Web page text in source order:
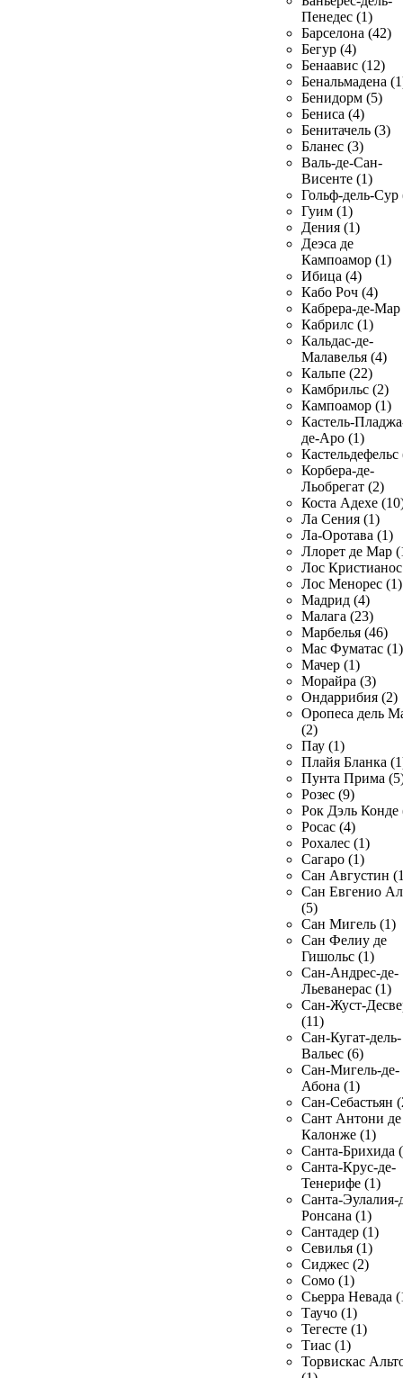
Пенедес (1)
Барселона (42)
Бегур (4)
Бенаавис (12)
Бенальмадена
Бенидорм (5)
Бениса (4)
Бенитачель (3)
Бланес (3)
Валь-де-Сан-
Висенте (1)
Гольф-дель-Сур
Гуим (1)
Дения (1)
Деэса де
Кампоамор (1)
Ибица (4)
Кабо Роч (4)
Кабрера-де-Мар
Кабрилс (1)
Кальдас-де-
Малавелья (4)
Кальпе (22)
Камбрильс (2)
Кампоамор (1)
Кастель-
де-Аро (1)
Кастельдефельс
Корбера-де-
Льобрегат (2)
Коста Адехе
Ла Сения (1)
Ла-Оротава (1)
Ллорет де Мар
Лос
Лос Менорес (1)
Мадрид (4)
Малага (23)
Марбелья (46)
Мас Фуматас (1)
Мачер (1)
Морайра (3)
Ондаррибия (2)
Оропеса дель
(2)
Пау (1)
Плайя Бланка
Пунта Прима
Розес (9)
Рок Дэль Конде
Росас (4)
Рохалес (1)
Сагаро (1)
Сан Августин
Сан Евгенио
(5)
Сан Мигель (1)
Сан Фелиу де
Гишольс (1)
Сан-Андрес-де-
Льеванерас (1)
Сан-Жуст-
(11)
Сан-Кугат-дель-
Вальес (6)
Сан-Мигель-де-
Абона (1)
Сан-Себастьян
Сант Антони де
Калонже (1)
Санта-Брихида
Санта-Крус-де-
Тенерифе (1)
Санта-Эулалия-
Ронсана (1)
Сантадер (1)
Севилья (1)
Сиджес (2)
Сомо (1)
Сьерра Невада
Таучо (1)
Тегесте (1)
Тиас (1)
Торвискас